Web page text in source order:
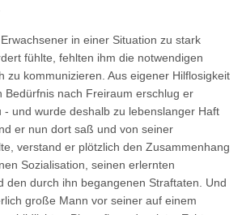
in einer Situation zu stark
fühlte, fehlten ihm die notwendigen
zu kommunizieren. Aus eigener Hilflosigkeit
Bedürfnis nach Freiraum erschlug er
- und wurde deshalb zu lebenslanger Haft
er nun dort saß und von seiner
verstand er plötzlich den Zusammenhang
Sozialisation, seinen erlernten
den durch ihn begangenen Straftaten. Und
große Mann vor seiner auf einem